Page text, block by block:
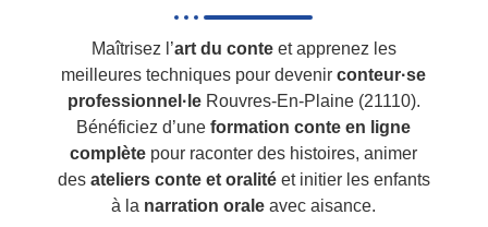
Maîtrisez l’art du conteet apprenez les
meilleures techniques pour devenirconteur·se
professionnel·leRouvres-En-Plaine (21110).
Bénéficiez d’uneformation conte en ligne
complète pour raconter des histoires, animer
des ateliers conte et oralitéet initier les enfants
à la narration orale avec aisance.